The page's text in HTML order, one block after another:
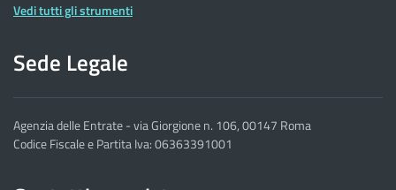
Vedi tutti gli strumenti
Sede Legale
Agenzia delle Entrate - via Giorgione n. 106, 00147 Roma
Codice Fiscale e Partita Iva: 06363391001